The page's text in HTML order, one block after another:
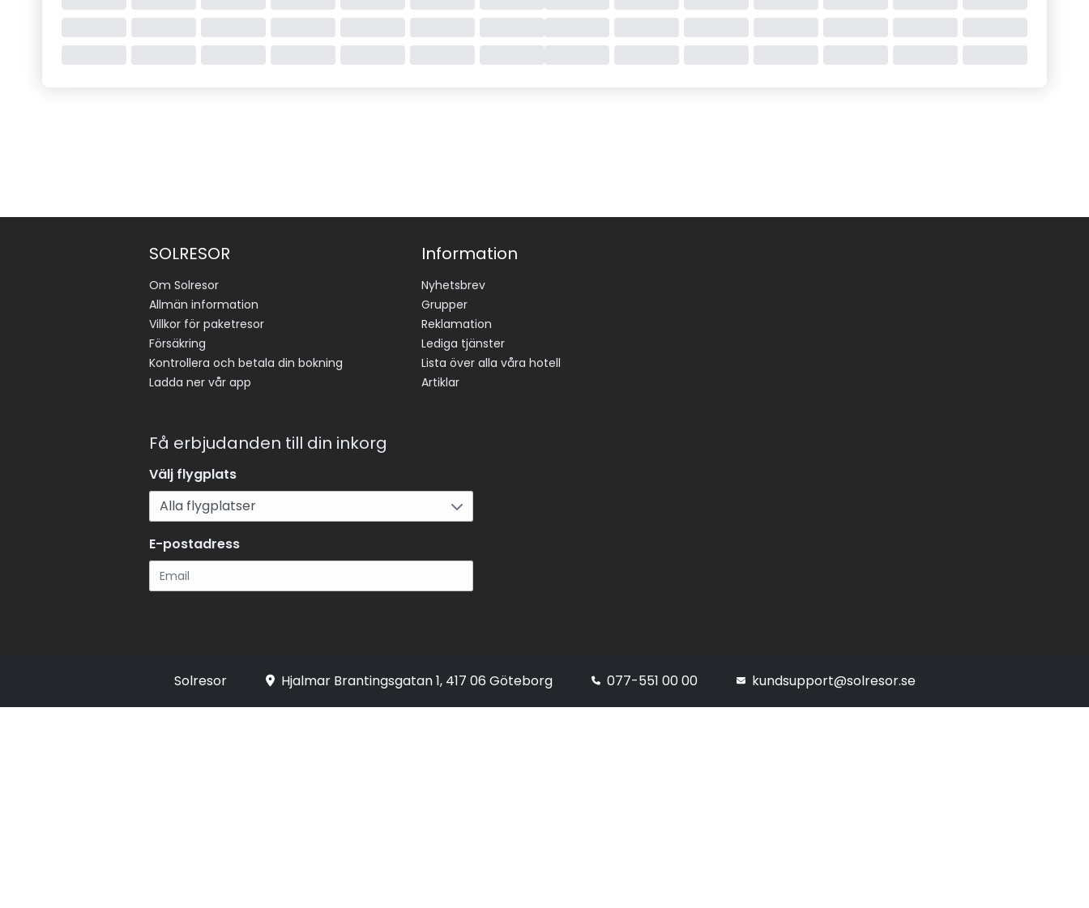
SOLRESOR
Om Solresor
Allmän information
Villkor för paketresor
Försäkring
Kontrollera och betala din bokning
Ladda ner vår app
Information
Nyhetsbrev
Grupper
Reklamation
Lediga tjänster
Lista över alla våra hotell
Artiklar
Få erbjudanden till din inkorg
Välj flygplats
E-postadress
Solresor Hjalmar Brantingsgatan 1, 417 06 Göteborg 077-551 00 00 kundsupport@solresor.se